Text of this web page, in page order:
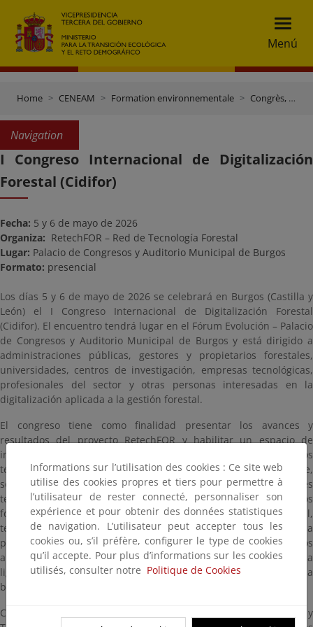
Menú
Home CENEAM Formation environnementale Congrès, journées et autres évènements
Navigation
I Congreso Internacional de Digitalización
Forestal (Cidifor)
Fecha: 5 y 6 de mayo de 2026
Organiza: RetechFOR – Red de Tecnología Forestal
Lugar: Palacio de Congresos y Auditorio Municipal de Burgos
Formato: presencial
Los días 5 y 6 de mayo de 2026 se celebrará en Burgos (Castilla y
León) el I Congreso Internacional de Digitalización Forestal
(Cidifor). El encuentro tendrá lugar en el Fórum Evolución – Palacio
de Congresos y Auditorio Municipal de Burgos y está dirigido a
administraciones públicas, gestores y propietarios forestales,
universidades, centros de investigación, empresas tecnológicas,
profesionales del sector y otras personas interesadas en la
digitalización aplicada a la gestión forestal.
El congreso tiene como finalidad presentar los avances y
resultados del proyecto RetechFOR y habilitar un espacio de
intercambio técnico sobre experiencias, prácticas y desarrollos
tecnológicos orientados a una gestión forestal más eficiente,
sostenible y resiliente. El programa se organiza en tres bloques
temáticos: tecnologías habilitadoras para la gestión de recursos
forestales (digitalización, sensorización, inteligencia artificial,
teledetección y análisis de datos); soluciones tecnológicas para la
prevención y lucha contra incendios forestales y otros riesgos
ambientales; y medidas para el impulso de la actividad económica
ligada al sector forestal primario y secundario, con atención a la
bioeconomía y a la valorización de los recursos forestales.
Cidifor se enmarca en el proyecto RetechFOR, Red Tecnológica y
Informations sur l’utilisation des cookies : Ce site web
utilise des cookies propres et tiers pour permettre à
l’utilisateur de rester connecté, personnaliser son
expérience et pour obtenir des données statistiques
de navigation. L’utilisateur peut accepter tous les
cookies ou, s’il préfère, configurer le type de cookies
qu’il accepte. Pour plus d’informations sur les cookies
utilisés, consulter notre Politique de Cookies